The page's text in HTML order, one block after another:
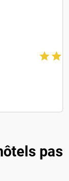
pas